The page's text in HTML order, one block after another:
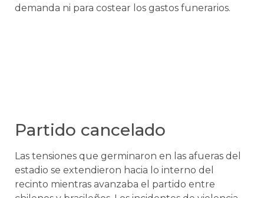
demanda ni para costear los gastos funerarios.
Partido cancelado
Las tensiones que germinaron en las afueras del
estadio se extendieron hacia lo interno del
recinto mientras avanzaba el partido entre